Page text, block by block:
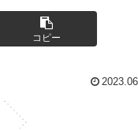
コピー